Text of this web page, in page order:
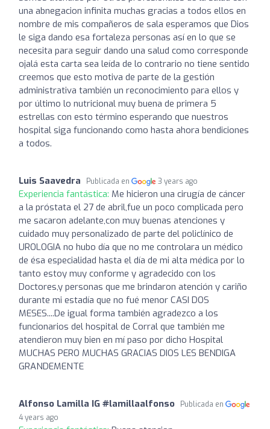
una abnegacion infinita muchas gracias a todos ellos en
nombre de mis compañeros de sala esperamos que Dios
le siga dando esa fortaleza personas así en lo que se
necesita para seguir dando una salud como corresponde
ojalá esta carta sea leída de lo contrario no tiene sentido
creemos que esto motiva de parte de la gestión
administrativa también un reconocimiento para ellos y
por último lo nutricional muy buena de primera 5
estrellas con esto término esperando que nuestros
hospital siga funcionando como hasta ahora bendiciones
a todos.
Luis Saavedra Publicada en 3 years ago
Experiencia fantástica: Me hicieron una cirugía de cáncer
a la próstata el 27 de abril,fue un poco complicada pero
me sacaron adelante,con muy buenas atenciones y
cuidado muy personalizado de parte del policlínico de
UROLOGIA no hubo día que no me controlara un médico
de ésa especialidad hasta el día de mi alta médica por lo
tanto estoy muy conforme y agradecido con los
Doctores,y personas que me brindaron atención y cariño
durante mi estadía que no fué menor CASI DOS
MESES....De igual forma también agradezco a los
funcionarios del hospital de Corral que también me
atendieron muy bien en mí paso por dicho Hospital
MUCHAS PERO MUCHAS GRACIAS DIOS LES BENDIGA
GRANDEMENTE
Alfonso Lamilla IG #lamillaalfonso
Publicada en
4 years ago